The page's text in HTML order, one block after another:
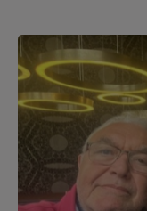
PODCASTS
Cultur'Ciné -
CONCOURS
Contact